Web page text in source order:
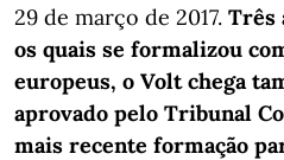
29 de março de 2017. Três
os quais se formalizou
europeus, o Volt chega
aprovado pelo Tribunal
mais recente formação